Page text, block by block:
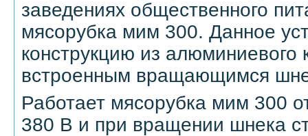
заведениях общественного
мясорубка мим 300. Данное
конструкцию из алюминиевого
встроенным вращающимся
Работает мясорубка мим 300
380 В и при вращении шнека